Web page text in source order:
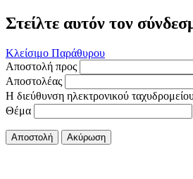
Στείλτε αυτόν τον
Κλείσιμο Παράθυρου
Αποστολή προς
Αποστολέας
Η διεύθυνση ηλεκτρονικού
Θέμα
Αποστολή Ακύρωση